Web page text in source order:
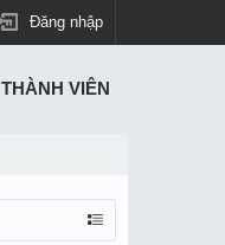
Đăng nhập
THÀNH VIÊN